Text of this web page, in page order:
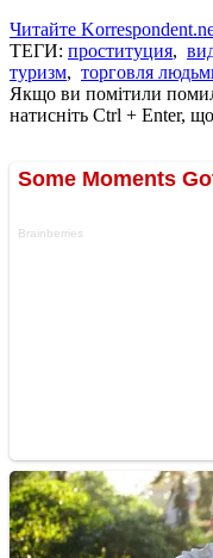
Читайте
ТЕГИ: проституция,
туризм, торговля
Якщо ви помітили
натисніть Ctrl + Enter,